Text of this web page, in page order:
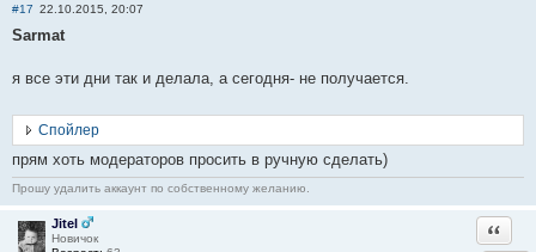
#17 22.10.2015, 20:07
Sarmat
я все эти дни так и делала, а сегодня- не получается.
Спойлер
прям хоть модераторов просить в ручную сделать)
Прошу удалить аккаунт по собственному желанию.
Jitel
Новичок